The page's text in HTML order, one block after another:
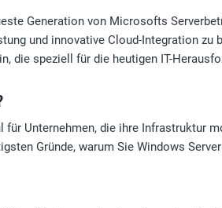
Generation von Microsofts
und innovative Cloud-Integration zu
die speziell für die heutigen IT-
Unternehmen, die ihre Infrastruktur
Gründe, warum Sie Windows